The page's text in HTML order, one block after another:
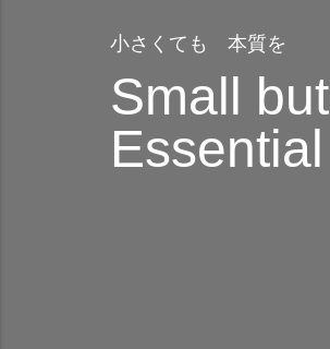
小さくても 本質を
Small but
Essential